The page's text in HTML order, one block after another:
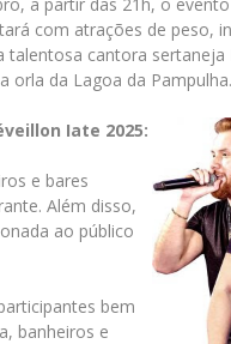
com atrações de peso,
cantora sertaneja
da Lagoa da
Iate 2025:
e bares
Além disso,
ao público
bem
banheiros e